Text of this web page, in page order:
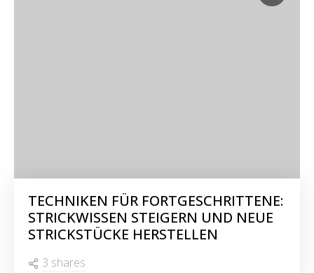
TECHNIKEN FÜR FORTGESCHRITTENE:
STRICKWISSEN STEIGERN UND NEUE
STRICKSTÜCKE HERSTELLEN
3 shares